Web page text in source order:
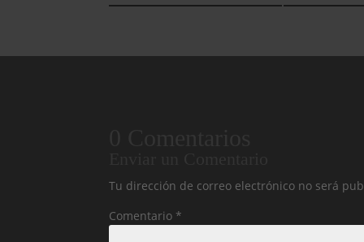
Tu dirección de correo electrónico no será
Comentario *